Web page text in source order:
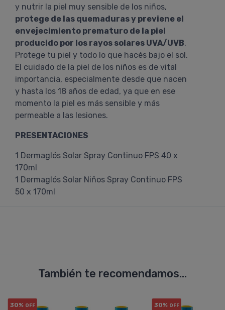
y nutrir la piel muy sensible de los niños,
protege de las quemaduras y previene el
envejecimiento prematuro de la piel
producido por los rayos solares UVA/UVB.
Protege tu piel y todo lo que hacés bajo el sol.
El cuidado de la piel de los niños es de vital
importancia, especialmente desde que nacen
y hasta los 18 años de edad, ya que en ese
momento la piel es más sensible y más
permeable a las lesiones.
PRESENTACIONES
1 Dermaglós Solar Spray Continuo FPS 40 x
170ml
1 Dermaglós Solar Niños Spray Continuo FPS
50 x 170ml
También te recomendamos...
30% OFF 30% OFF